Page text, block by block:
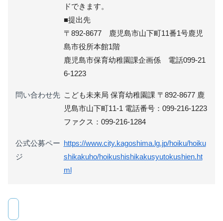
ドできます。
■提出先
〒892-8677 鹿児島市山下町11番1号鹿児
島市役所本館1階
鹿児島市保育幼稚園課企画係 電話099-21
6-1223
問い合わせ先 こども未来局 保育幼稚園課 〒892-8677 鹿
児島市山下町11-1 電話番号：099-216-1223
ファクス：099-216-1284
公式公募ペー
ジ
https://www.city.kagoshima.lg.jp/hoiku/hoiku
shikakuho/hoikushishikakusyutokushien.ht
ml